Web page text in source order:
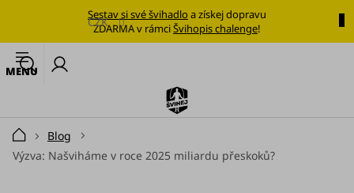
Sestav si své švihadlo a získej dopravu
ZDARMA v rámciŠvihopis chalenge!
CZK
🔥
Nejoblíbenější
Švihadla
Výhodné
Domů
Blog
Výzva: Našviháme v roce 2025 miliardu přeskoků?